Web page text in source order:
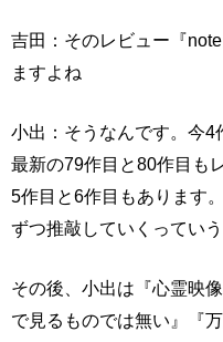
吉田：そのレビュー『
ますよね
小出：そうなんです。今4
最新の79作目と80作目も
5作目と6作目もあります
ずつ推敲していくっていう
その後、小出は『心霊映
で見るものでは無い』『